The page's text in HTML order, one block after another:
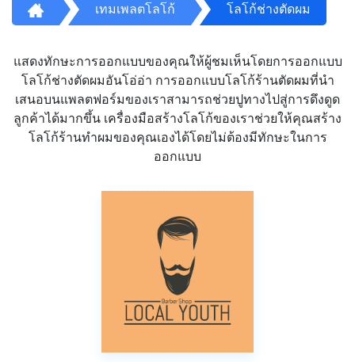
เทมเพลตโลโก้ โลโก้ช่างตัดผม
แสดงทักษะการออกแบบของคุณให้ผู้ชมเห็นโดยการออกแบบ
โลโก้ช่างตัดผมอันโอ่อ่า การออกแบบโลโก้ร้านตัดผมที่นำ
เสนอบนแพลตฟอร์มของเราสามารถช่วยปูทางไปสู่การดึงดูด
ลูกค้าได้มากขึ้น เครื่องมือสร้างโลโก้ของเราช่วยให้คุณสร้าง
โลโก้ร้านทำผมของคุณเองได้โดยไม่ต้องมีทักษะในการ
ออกแบบ